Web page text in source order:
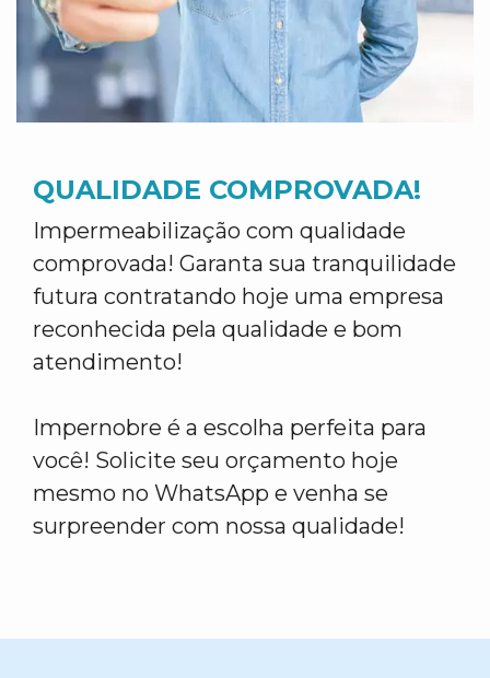
QUALIDADE COMPROVADA!
Impermeabilização com qualidade
comprovada! Garanta sua tranquilidade
futura contratando hoje uma empresa
reconhecida pela qualidade e bom
atendimento!
Impernobre é a escolha perfeita para
você! Solicite seu orçamento hoje
mesmo no WhatsApp e venha se
surpreender com nossa qualidade!